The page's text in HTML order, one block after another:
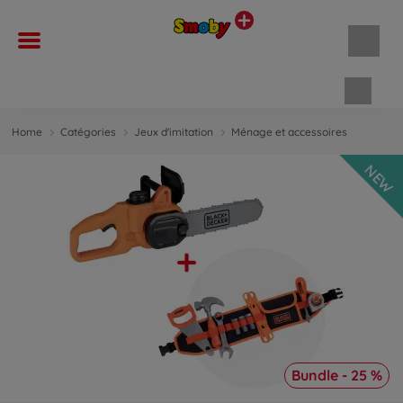
Home Catégories Jeux d'imitation Ménage et accessoires
NEW
Bundle - 25 %